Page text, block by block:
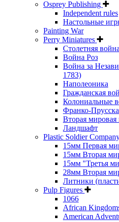
Osprey Publishing
Independent rules
Настольные
Painting War
Perry Miniatures
Столетняя война
Война Роз
Война за
1783)
Наполеоника
Гражданская
Колониальные
Франко-
Вторая мировая
Ландшафт
Plastic Soldier
15мм Первая
15мм Вторая
15мм "Третья
28мм Вторая
Литники
Pulp Figures
1066
African
American